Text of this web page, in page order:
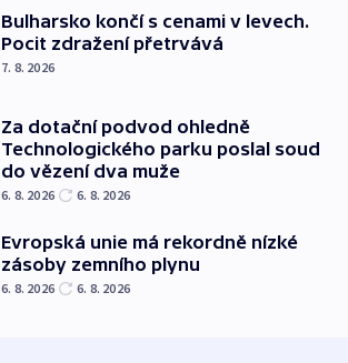
Bulharsko končí s cenami v levech.
Pocit zdražení přetrvává
7. 8. 2026
Za dotační podvod ohledně
Technologického parku poslal soud
do vězení dva muže
6. 8. 2026 6. 8. 2026
Evropská unie má rekordně nízké
zásoby zemního plynu
6. 8. 2026 6. 8. 2026